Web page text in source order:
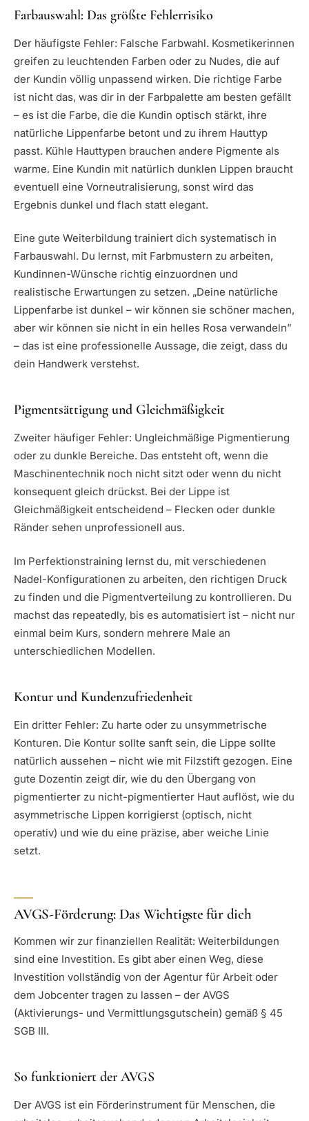
Farbauswahl: Das größte Fehlerrisiko
Der häufigste Fehler: Falsche Farbwahl. Kosmetikerinnen
greifen zu leuchtenden Farben oder zu Nudes, die auf
der Kundin völlig unpassend wirken. Die richtige Farbe
ist nicht das, was dir in der Farbpalette am besten gefällt
– es ist die Farbe, die die Kundin optisch stärkt, ihre
natürliche Lippenfarbe betont und zu ihrem Hauttyp
passt. Kühle Hauttypen brauchen andere Pigmente als
warme. Eine Kundin mit natürlich dunklen Lippen braucht
eventuell eine Vorneutralisierung, sonst wird das
Ergebnis dunkel und flach statt elegant.
Eine gute Weiterbildung trainiert dich systematisch in
Farbauswahl. Du lernst, mit Farbmustern zu arbeiten,
Kundinnen-Wünsche richtig einzuordnen und
realistische Erwartungen zu setzen. „Deine natürliche
Lippenfarbe ist dunkel – wir können sie schöner machen,
aber wir können sie nicht in ein helles Rosa verwandeln”
– das ist eine professionelle Aussage, die zeigt, dass du
dein Handwerk verstehst.
Pigmentsättigung und Gleichmäßigkeit
Zweiter häufiger Fehler: Ungleichmäßige Pigmentierung
oder zu dunkle Bereiche. Das entsteht oft, wenn die
Maschinentechnik noch nicht sitzt oder wenn du nicht
konsequent gleich drückst. Bei der Lippe ist
Gleichmäßigkeit entscheidend – Flecken oder dunkle
Ränder sehen unprofessionell aus.
Im Perfektionstraining lernst du, mit verschiedenen
Nadel-Konfigurationen zu arbeiten, den richtigen Druck
zu finden und die Pigmentverteilung zu kontrollieren. Du
machst das repeatedly, bis es automatisiert ist – nicht nur
einmal beim Kurs, sondern mehrere Male an
unterschiedlichen Modellen.
Kontur und Kundenzufriedenheit
Ein dritter Fehler: Zu harte oder zu unsymmetrische
Konturen. Die Kontur sollte sanft sein, die Lippe sollte
natürlich aussehen – nicht wie mit Filzstift gezogen. Eine
gute Dozentin zeigt dir, wie du den Übergang von
pigmentierter zu nicht-pigmentierter Haut auflöst, wie du
asymmetrische Lippen korrigierst (optisch, nicht
operativ) und wie du eine präzise, aber weiche Linie
setzt.
AVGS-Förderung: Das Wichtigste für dich
Kommen wir zur finanziellen Realität: Weiterbildungen
sind eine Investition. Es gibt aber einen Weg, diese
Investition vollständig von der Agentur für Arbeit oder
dem Jobcenter tragen zu lassen – der AVGS
(Aktivierungs- und Vermittlungsgutschein) gemäß § 45
SGB III.
So funktioniert der AVGS
Der AVGS ist ein Förderinstrument für Menschen, die